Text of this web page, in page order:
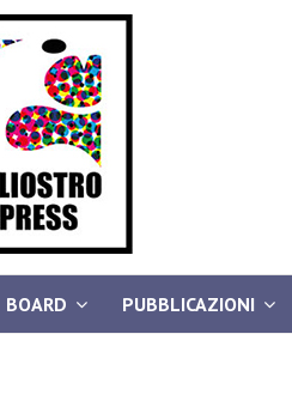
BOARD PUBBLICAZIONI